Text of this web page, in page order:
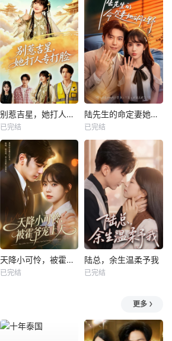
别惹吉星，她打人专打脸
已完结
陆先生的命定妻她飒又野
已完结
天降小可怜，被霍爷宠上天
已完结
陆总，余生温柔予我
已完结
更多